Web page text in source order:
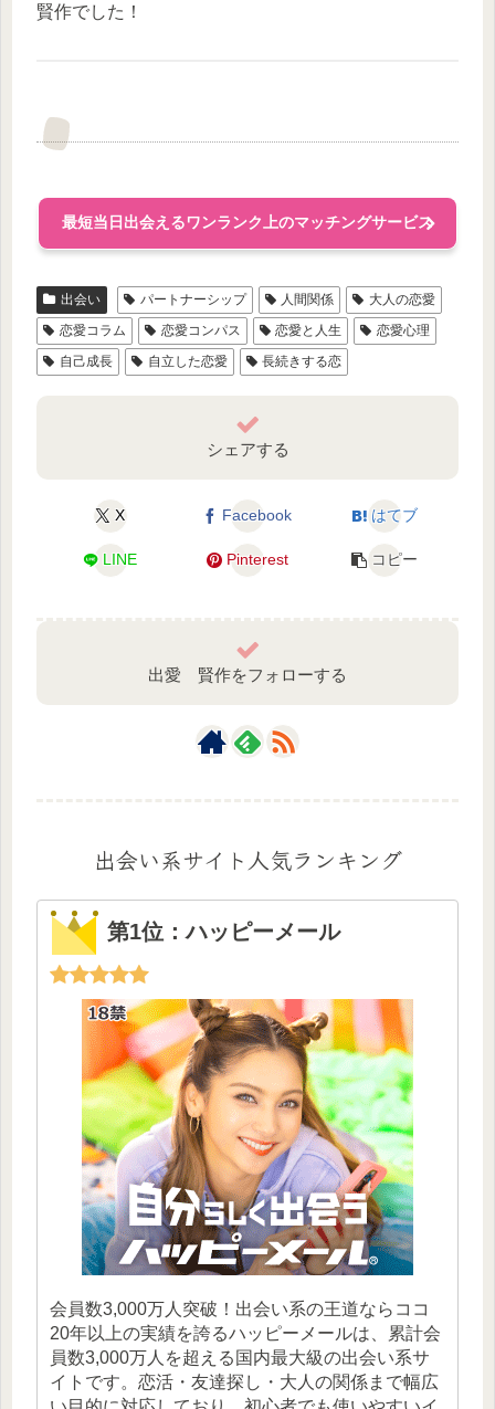
賢作でした！
最短当日出会えるワンランク上のマッチングサービス
出会い パートナーシップ 人間関係
大人の恋愛
恋愛コラム
恋愛コンパス 恋愛と人生
恋愛心理
自己成長
自立した恋愛 長続きする恋
シェアする
X Facebook はてブ
LINE Pinterest コピー
出愛 賢作をフォローする
出会い系サイト人気ランキング
第1位：ハッピーメール
会員数3,000万人突破！出会い系の王道ならココ
20年以上の実績を誇るハッピーメールは、累計会
員数3,000万人を超える国内最大級の出会い系サ
イトです。恋活・友達探し・大人の関係まで幅広